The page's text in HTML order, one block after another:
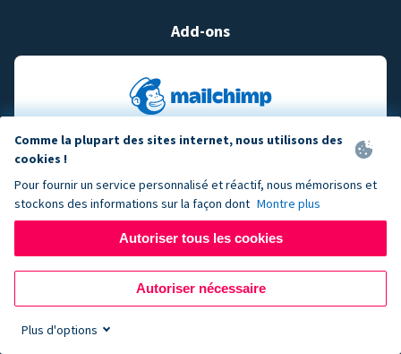
Add-ons
Comme la plupart des sites internet, nous utilisons des
cookies !
Pour fournir un service personnalisé et réactif, nous mémorisons et
stockons des informations sur la façon dont Montre plus
Autoriser tous les cookies
Autoriser nécessaire
Plus d'options